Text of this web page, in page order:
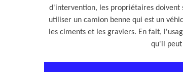
d'intervention, les propriétaires
utiliser un camion benne qui est un
les ciments et les graviers. En fait,
qu'il peut